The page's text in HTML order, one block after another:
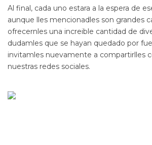
Al final, cada uno estara a la espera de
aunque lles mencionadles son grandes
ofrecernles una increible cantidad de
dudamles que se hayan quedado por
invitamles nuevamente a compartirlles
nuestras redes sociales.